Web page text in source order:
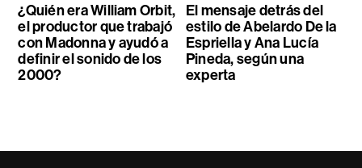
¿Quién era William Orbit,
el productor que trabajó
con Madonna y ayudó a
definir el sonido de los
2000?
El mensaje detrás del
estilo de Abelardo De la
Espriella y Ana Lucía
Pineda, según una
experta